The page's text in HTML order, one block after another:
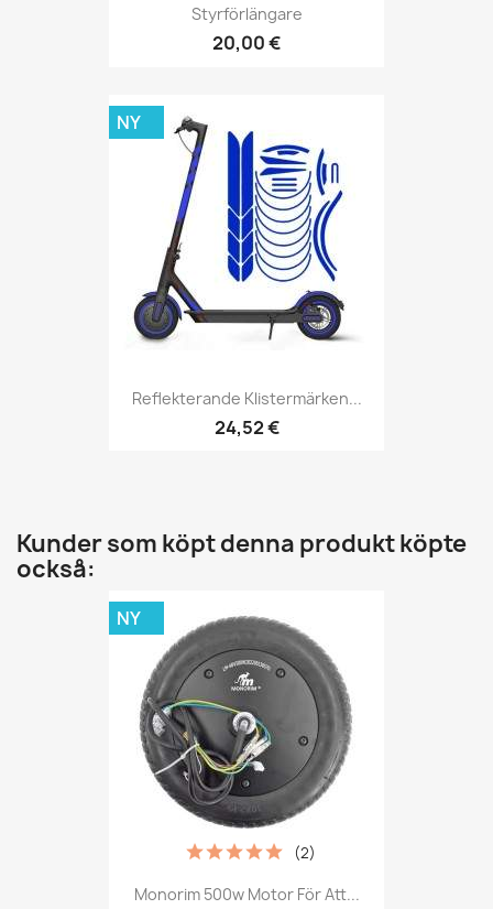
Styrförlängare
20,00 €
Reflekterande Klistermärken...
24,52 €
NY
Kunder som köpt denna produkt köpte
också:
Monorim 500w Motor För Att...
(2)
NY